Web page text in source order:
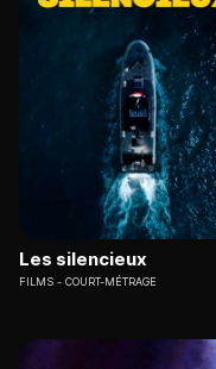
Les silencieux
FILMS COURT-MÉTRAGE